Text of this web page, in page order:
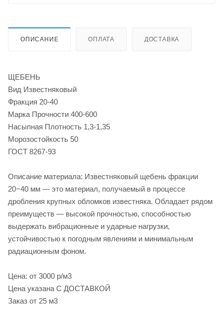
ОПИСАНИЕ ОПЛАТА ДОСТАВКА
ЩЕБЕНЬ
Вид Известняковый
Фракция 20-40
Марка Прочности 400-600
Насыпная Плотность 1,3-1,35
Морозостойкость 50
ГОСТ 8267-93
Описание материала: Известняковый щебень фракции
20−40 мм — это материал, получаемый в процессе
дробления крупных обломков известняка. Обладает рядом
преимуществ — высокой прочностью, способностью
выдержать вибрационные и ударные нагрузки,
устойчивостью к погодным явлениям и минимальным
радиационным фоном.
Цена: от 3000 р/м3
Цена указана С ДОСТАВКОЙ
Заказ от 25 м3